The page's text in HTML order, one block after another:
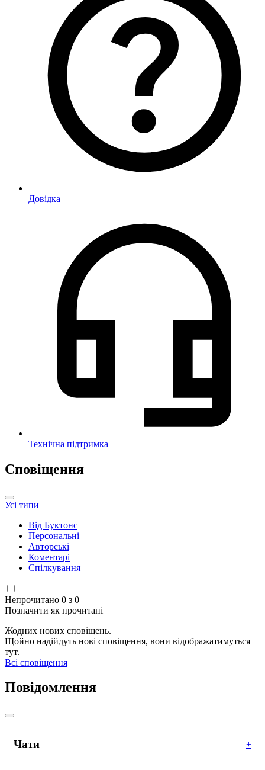
Довідка
Технічна підтримка
Сповіщення
Усі типи
Від Буктонс
Персональні
Авторські
Коментарі
Спілкування
Непрочитано 0 з 0
Позначити як прочитані
Жодних нових сповіщень.
Щойно надійдуть нові сповіщення, вони відображатимуться
тут.
Всі сповіщення
Повідомлення
Чати +